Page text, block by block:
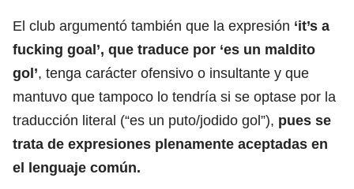
El club argumentó también que la expresión ‘it’s a
fucking goal’, que traduce por ‘es un maldito
gol’, tenga carácter ofensivo o insultante y que
mantuvo que tampoco lo tendría si se optase por la
traducción literal (“es un puto/jodido gol”), pues se
trata de expresiones plenamente aceptadas en
el lenguaje común.